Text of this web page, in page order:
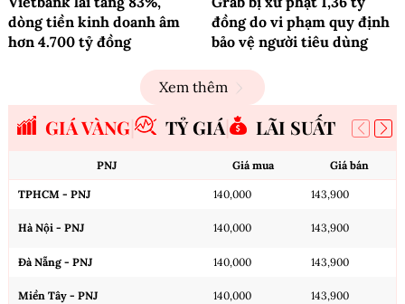
dòng tiền kinh doanh âm
hơn 4.700 tỷ đồng
đồng do vi phạm quy định
bảo vệ người tiêu dùng
Xem thêm
GIÁ VÀNG TỶ GIÁ LÃI SUẤT
PNJ Giá mua Giá bán
TPHCM - PNJ 140,000 143,900
Hà Nội - PNJ 140,000 143,900
Đà Nẵng - PNJ 140,000 143,900
Miền Tây - PNJ 140,000 143,900